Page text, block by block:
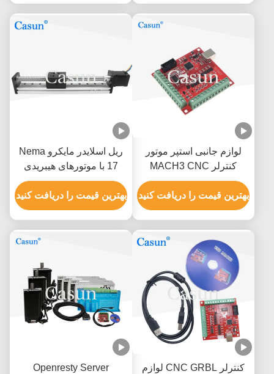
لوازم جانبی استپر موتور
کنترلر MACH3 CNC
GRBL پروب لمسی برد 4
محور
بهترین قیمت را دریافت کنید
ریل اسلایدر مایکرو Nema
17 با موتورهای هیبریدی
Nema 17 گواهینامه CE
RoHS
بهترین قیمت را دریافت کنید
کنترلر CNC GRBL لوازم
Openresty Server